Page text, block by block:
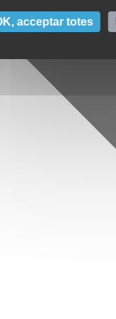
acceptar totes